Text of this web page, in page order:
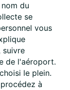
du
se
vous
suivre
de l'aéroport.
le plein.
à